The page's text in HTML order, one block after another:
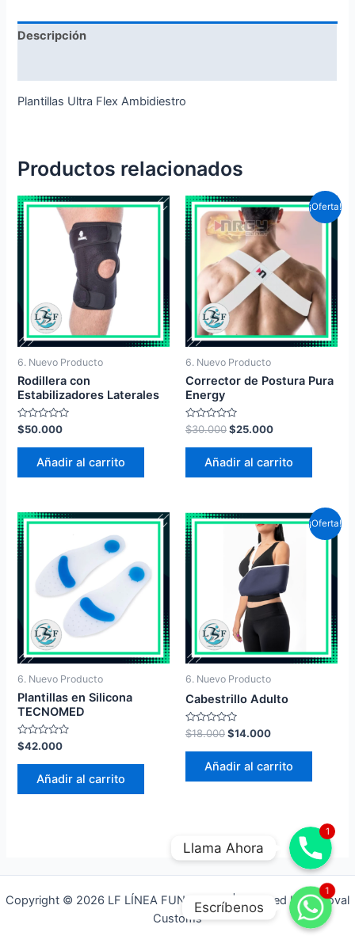
Descripción
Plantillas Ultra Flex Ambidiestro
Productos relacionados
6. Nuevo Producto
Rodillera con
Estabilizadores Laterales
Valorado
en
0
$50.000
Añadir al carrito
¡Oferta!
6. Nuevo Producto
Corrector de Postura Pura
Energy
Valorado
en
0
$30.000$25.000
Añadir al carrito
6. Nuevo Producto
Plantillas en Silicona
TECNOMED
Valorado
en
0
$42.000
Añadir al carrito
¡Oferta!
6. Nuevo Producto
Cabestrillo Adulto
Valorado
en
0
$18.000$14.000
Añadir al carrito
Copyright © 2026 LF LÍNEA FUNCIONAL | Powered by Yenoval
Customs
WhatsApp
1
Escríbenos
1
Llama Ahora